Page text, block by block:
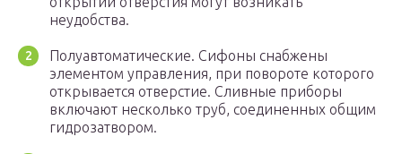
неудобства.
Полуавтоматические. Сифоны снабжены
элементом управления, при повороте которого
открывается отверстие. Сливные приборы
включают несколько труб, соединенных общим
гидрозатвором.